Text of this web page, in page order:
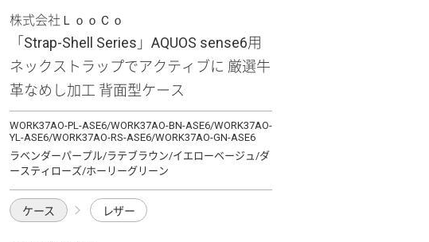
株式会社ＬｏｏＣｏ
「Strap-Shell Series」AQUOS sense6用
ネックストラップでアクティブに 厳選牛
革なめし加工 背面型ケース
WORK37AO-PL-ASE6/WORK37AO-BN-ASE6/WORK37AO-
YL-ASE6/WORK37AO-RS-ASE6/WORK37AO-GN-ASE6
ラベンダーパープル/ラテブラウン/イエローベージュ/ダ
ースティローズ/ホーリーグリーン
ケース レザー